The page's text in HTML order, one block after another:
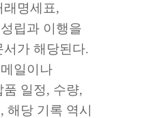
래명세표,
립과 이행을
가 해당된다.
일이나
일정, 수량,
해당 기록 역시